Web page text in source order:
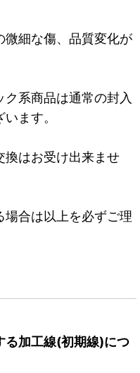
微細な傷、品質変化が
系商品は通常の封入
ます。
換はお受け出来ませ
場合は以上を必ずご理
る加工線(初期線)につ